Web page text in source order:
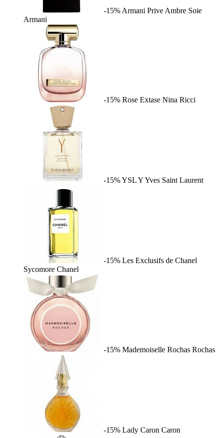
-15% Armani Prive Ambre Soie
Armani
-15% Rose Extase Nina Ricci
-15%YSL YYves Saint Laurent
-15% Les Exclusifs de Chanel
Sycomore Chanel
-15% Mademoiselle Rochas Rochas
-15% Lady Caron Caron